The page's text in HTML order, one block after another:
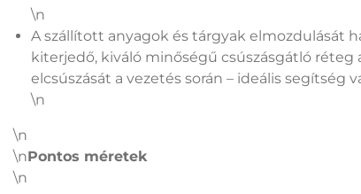
\n
A szállított anyagok és tárgyak elmozdulását
kiterjedő, kiváló minőségű csúszásgátló réteg
elcsúszását a vezetés során – ideális segítség
\n
\n
\nPontos méretek
\n